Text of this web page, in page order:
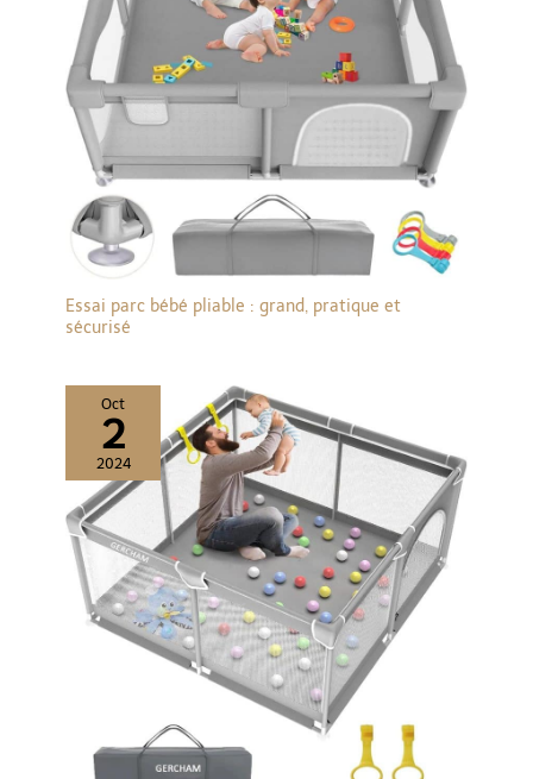
que lorsque l'alarme se
déclenche, minimisant
les perturbations. En
outre, le moniteur
permet de connecter
facilement jusqu'à
quatre caméras
supplémentaires dans
des pièces d'une portée
Essai parc bébé pliable : grand, pratique et
sécurisé
Oct
2
2024